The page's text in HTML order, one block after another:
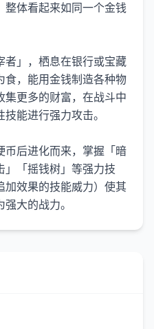
整体看起来如同一个金钱
者」，栖息在银行或宝藏
食，能用金钱制造各种物
集更多的财富，在战斗中
能进行强力攻击。
币后进化而来，掌握「暗
」「摇钱树」等强力技
加效果的技能威力）使其
大的战力。